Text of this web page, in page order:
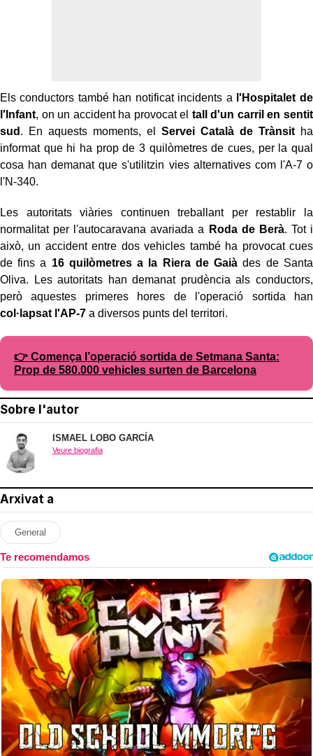
Els conductors també han notificat incidents a l'Hospitalet de
l'Infant, on un accident ha provocat el tall d'un carril en sentit
sud . En aquests moments, el Servei Català de Trànsit ha
informat que hi ha prop de 3 quilòmetres de cues, per la qual
cosa han demanat que s'utilitzin vies alternatives com l'A-7 o
l'N-340.
Les autoritats viàries continuen treballant per restablir la
normalitat per l'autocaravana avariada a
Roda de Berà. Tot i
això, un accident entre dos vehicles també ha provocat cues
de fins a 16 quilòmetres a la Riera de Gaià des de Santa
Oliva. Les autoritats han demanat prudència als conductors,
però aquestes primeres hores de l'operació sortida han
col·lapsat l'AP-7 a diversos punts del territori.
👉 Comença l’operació sortida de Setmana Santa:
Prop de 580.000 vehicles surten de Barcelona
Sobre l'autor
ISMAEL LOBO GARCÍA
Veure biografia
Arxivat a
General